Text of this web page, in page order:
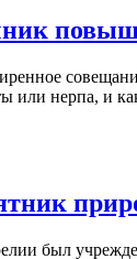
или нерпа, и
был